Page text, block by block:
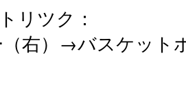
リツク：
（右）→バスケット